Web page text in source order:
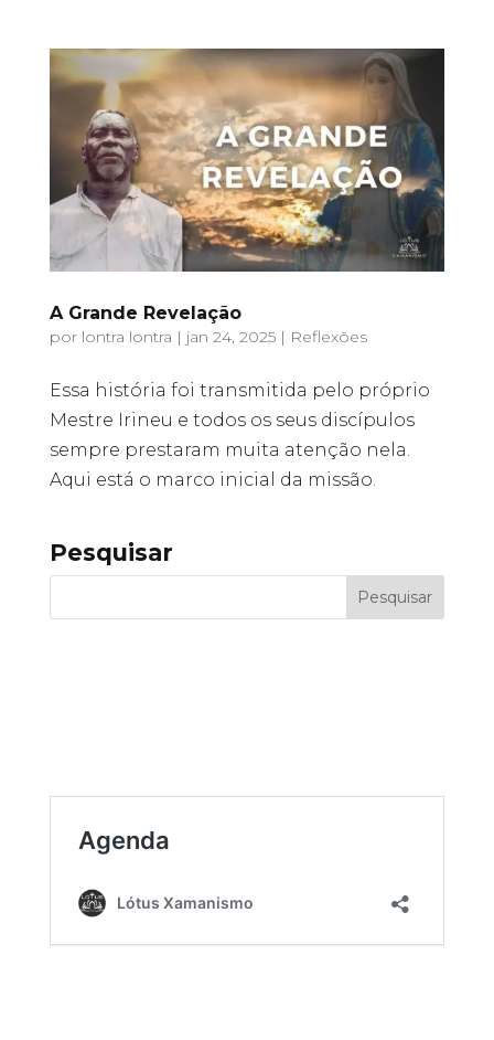
A Grande Revelação
por lontra lontra | jan 24, 2025| Reflexões
Essa história foi transmitida pelo próprio
Mestre Irineu e todos os seus discípulos
sempre prestaram muita atenção nela.
Aqui está o marco inicial da missão.
Pesquisar